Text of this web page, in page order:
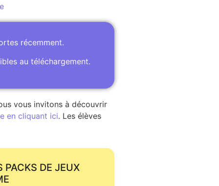
récemment.
au téléchargement.
vous invitons à découvrir
en cliquant ici. Les élèves
PACKS DE JEUX